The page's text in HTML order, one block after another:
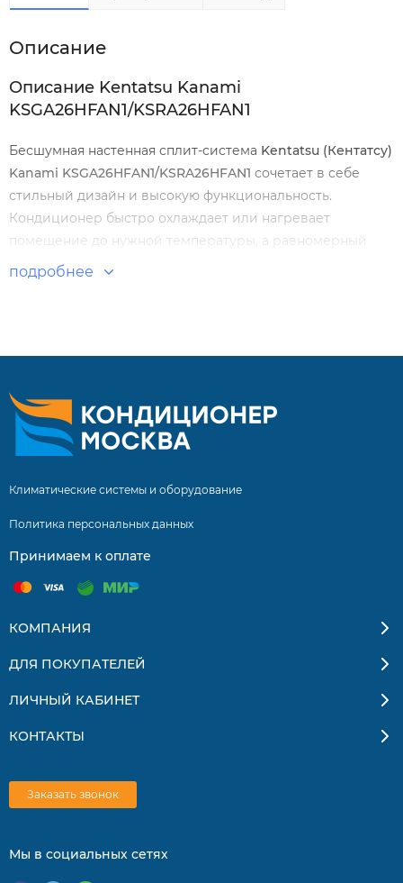
Описание
Описание Kentatsu Kanami
KSGA26HFAN1/KSRA26HFAN1
Бесшумная настенная сплит-система Kentatsu (Кентатсу)
Kanami KSGA26HFAN1/KSRA26HFAN1 сочетает в себе
стильный дизайн и высокую функциональность.
Кондиционер быстро охлаждает или нагревает
помещение до нужной температуры, а равномерный
воздушный поток исключает возникновение застойных
защищает его от коррозии, соли и других негативных
Особенности и преимущества:
Энергоэффективность оборудования класса А
Фильтр высокой степени очистки
Фильтр холодного катализа
Дежурный обогрев (8 С)
Локальный микроклимат – устанавливается в месте
Запоминание положения заслонки
Автоматический перезапуск
Покрытие теплообменника Golden Fin
Пульт ДУ в комплекте
Ночной режим
Тихая работа кондиционера
подробнее
Климатические системы и оборудование
Политика персональных данных
Принимаем к оплате
КОМПАНИЯ
ДЛЯ ПОКУПАТЕЛЕЙ
ЛИЧНЫЙ КАБИНЕТ
КОНТАКТЫ
Заказать звонок
Мы в социальных сетях